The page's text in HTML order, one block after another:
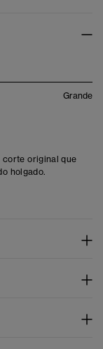
Grande
corte original que
holgado.